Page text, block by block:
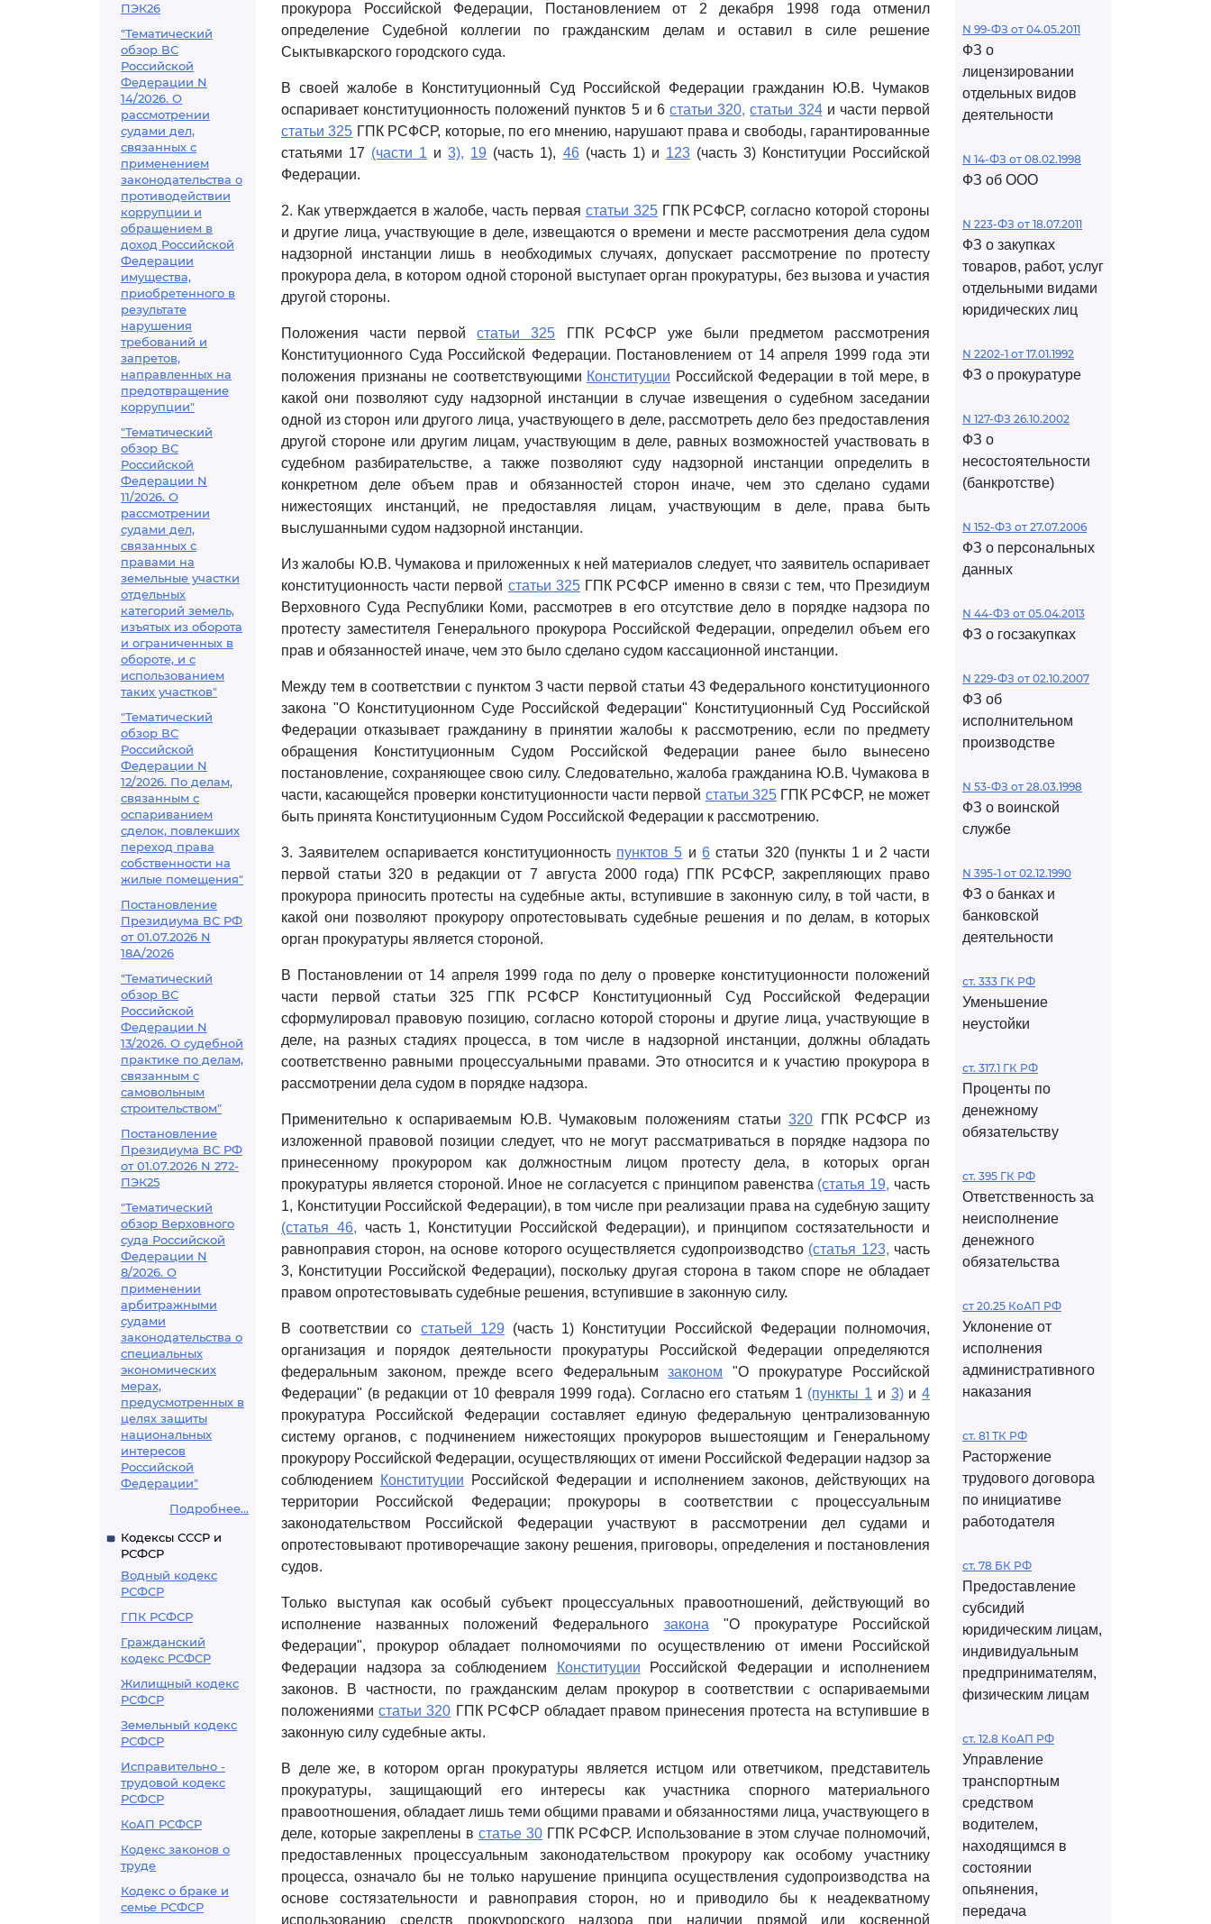
ПЭК26
"Тематический
обзор ВС
Российской
Федерации N
14/2026. О
рассмотрении
судами дел,
связанных с
применением
законодательства о
противодействии
коррупции и
обращением в
доход Российской
Федерации
имущества,
приобретенного в
результате
нарушения
требований и
запретов,
направленных на
предотвращение
коррупции"
"Тематический
обзор ВС
Российской
Федерации N
11/2026. О
рассмотрении
судами дел,
связанных с
правами на
земельные участки
отдельных
категорий земель,
изъятых из оборота
и ограниченных в
обороте, и с
использованием
таких участков"
"Тематический
обзор ВС
Российской
Федерации N
12/2026. По делам,
связанным с
оспариванием
сделок, повлекших
переход права
собственности на
жилые помещения"
Постановление
Президиума ВС РФ
от 01.07.2026 N
18А/2026
"Тематический
обзор ВС
Российской
Федерации N
13/2026. О судебной
практике по делам,
связанным с
самовольным
строительством"
Постановление
Президиума ВС РФ
от 01.07.2026 N 272-
ПЭК25
"Тематический
обзор Верховного
суда Российской
Федерации N
8/2026. О
применении
арбитражными
судами
законодательства о
специальных
экономических
мерах,
предусмотренных в
целях защиты
национальных
интересов
Российской
Федерации"
Подробнее...
Кодексы СССР и
РСФСР
Водный кодекс
РСФСР
ГПК РСФСР
Гражданский
кодекс РСФСР
Жилищный кодекс
РСФСР
Земельный кодекс
РСФСР
Исправительно -
трудовой кодекс
РСФСР
КоАП РСФСР
Кодекс законов о
труде
Кодекс о браке и
семье РСФСР
прокурора Российской Федерации, Постановлением от 2 декабря 1998 года отменил
определение Судебной коллегии по гражданским делам и оставил в силе решение
Сыктывкарского городского суда.
В своей жалобе в Конституционный Суд Российской Федерации гражданин Ю.В. Чумаков
оспаривает конституционность положений пунктов 5 и 6статьи 320, статьи 324и части первой
статьи 325 ГПК РСФСР, которые, по его мнению, нарушают права и свободы, гарантированные
статьями 17 (части 1 и3), 19 (часть 1), 46(часть 1) и 123(часть 3) Конституции Российской
Федерации.
2. Как утверждается в жалобе, часть первая статьи 325ГПК РСФСР, согласно которой стороны
и другие лица, участвующие в деле, извещаются о времени и месте рассмотрения дела судом
надзорной инстанции лишь в необходимых случаях, допускает рассмотрение по протесту
прокурора дела, в котором одной стороной выступает орган прокуратуры, без вызова и участия
другой стороны.
Положения части первойстатьи 325 ГПК РСФСР уже были предметом рассмотрения
Конституционного Суда Российской Федерации. Постановлением от 14 апреля 1999 года эти
положения признаны не соответствующими Конституции Российской Федерации в той мере, в
какой они позволяют суду надзорной инстанции в случае извещения о судебном заседании
одной из сторон или другого лица, участвующего в деле, рассмотреть дело без предоставления
другой стороне или другим лицам, участвующим в деле, равных возможностей участвовать в
судебном разбирательстве, а также позволяют суду надзорной инстанции определить в
конкретном деле объем прав и обязанностей сторон иначе, чем это сделано судами
нижестоящих инстанций, не предоставляя лицам, участвующим в деле, права быть
выслушанными судом надзорной инстанции.
Из жалобы Ю.В. Чумакова и приложенных к ней материалов следует, что заявитель оспаривает
конституционность части первой статьи 325ГПК РСФСР именно в связи с тем, что Президиум
Верховного Суда Республики Коми, рассмотрев в его отсутствие дело в порядке надзора по
протесту заместителя Генерального прокурора Российской Федерации, определил объем его
прав и обязанностей иначе, чем это было сделано судом кассационной инстанции.
Между тем в соответствии с пунктом 3 части первой статьи 43 Федерального конституционного
закона "О Конституционном Суде Российской Федерации" Конституционный Суд Российской
Федерации отказывает гражданину в принятии жалобы к рассмотрению, если по предмету
обращения Конституционным Судом Российской Федерации ранее было вынесено
постановление, сохраняющее свою силу. Следовательно, жалоба гражданина Ю.В. Чумакова в
части, касающейся проверки конституционности части первой статьи 325ГПК РСФСР, не может
быть принята Конституционным Судом Российской Федерации к рассмотрению.
3. Заявителем оспаривается конституционность пунктов 5 и6 статьи 320 (пункты 1 и 2 части
первой статьи 320 в редакции от 7 августа 2000 года) ГПК РСФСР, закрепляющих право
прокурора приносить протесты на судебные акты, вступившие в законную силу, в той части, в
какой они позволяют прокурору опротестовывать судебные решения и по делам, в которых
орган прокуратуры является стороной.
В Постановлении от 14 апреля 1999 года по делу о проверке конституционности положений
части первой статьи 325 ГПК РСФСР Конституционный Суд Российской Федерации
сформулировал правовую позицию, согласно которой стороны и другие лица, участвующие в
деле, на разных стадиях процесса, в том числе в надзорной инстанции, должны обладать
соответственно равными процессуальными правами. Это относится и к участию прокурора в
рассмотрении дела судом в порядке надзора.
Применительно к оспариваемым Ю.В. Чумаковым положениям статьи320 ГПК РСФСР из
изложенной правовой позиции следует, что не могут рассматриваться в порядке надзора по
принесенному прокурором как должностным лицом протесту дела, в которых орган
прокуратуры является стороной. Иное не согласуется с принципом равенства (статья 19, часть
1, Конституции Российской Федерации), в том числе при реализации права на судебную защиту
(статья 46, часть 1, Конституции Российской Федерации), и принципом состязательности и
равноправия сторон, на основе которого осуществляется судопроизводство (статья 123, часть
3, Конституции Российской Федерации), поскольку другая сторона в таком споре не обладает
правом опротестовывать судебные решения, вступившие в законную силу.
В соответствии со статьей 129 (часть 1) Конституции Российской Федерации полномочия,
организация и порядок деятельности прокуратуры Российской Федерации определяются
федеральным законом, прежде всего Федеральнымзаконом "О прокуратуре Российской
Федерации" (в редакции от 10 февраля 1999 года). Согласно его статьям 1 (пункты 1 и 3)и4
прокуратура Российской Федерации составляет единую федеральную централизованную
систему органов, с подчинением нижестоящих прокуроров вышестоящим и Генеральному
прокурору Российской Федерации, осуществляющих от имени Российской Федерации надзор за
соблюдением
Конституции Российской Федерации и исполнением законов, действующих на
территории Российской Федерации; прокуроры в соответствии с процессуальным
законодательством Российской Федерации участвуют в рассмотрении дел судами и
опротестовывают противоречащие закону решения, приговоры, определения и постановления
судов.
Только выступая как особый субъект процессуальных правоотношений, действующий во
исполнение названных положений Федерального закона "О прокуратуре Российской
Федерации", прокурор обладает полномочиями по осуществлению от имени Российской
Федерации надзора за соблюдением
Конституции Российской Федерации и исполнением
законов. В частности, по гражданским делам прокурор в соответствии с оспариваемыми
положениямистатьи 320 ГПК РСФСР обладает правом принесения протеста на вступившие в
законную силу судебные акты.
В деле же, в котором орган прокуратуры является истцом или ответчиком, представитель
прокуратуры, защищающий его интересы как участника спорного материального
правоотношения, обладает лишь теми общими правами и обязанностями лица, участвующего в
деле, которые закреплены в статье 30 ГПК РСФСР. Использование в этом случае полномочий,
предоставленных процессуальным законодательством прокурору как особому участнику
процесса, означало бы не только нарушение принципа осуществления судопроизводства на
основе состязательности и равноправия сторон, но и приводило бы к неадекватному
использованию средств прокурорского надзора при наличии прямой или косвенной
N 99-ФЗ от 04.05.2011
ФЗ о
лицензировании
отдельных видов
деятельности
N 14-ФЗ от 08.02.1998
ФЗ об ООО
N 223-ФЗ от 18.07.2011
ФЗ о закупках
товаров, работ, услуг
отдельными видами
юридических лиц
N 2202-1 от 17.01.1992
ФЗ о прокуратуре
N 127-ФЗ 26.10.2002
ФЗ о
несостоятельности
(банкротстве)
N 152-ФЗ от 27.07.2006
ФЗ о персональных
данных
N 44-ФЗ от 05.04.2013
ФЗ о госзакупках
N 229-ФЗ от 02.10.2007
ФЗ об
исполнительном
производстве
N 53-ФЗ от 28.03.1998
ФЗ о воинской
службе
N 395-1 от 02.12.1990
ФЗ о банках и
банковской
деятельности
ст. 333 ГК РФ
Уменьшение
неустойки
ст. 317.1 ГК РФ
Проценты по
денежному
обязательству
ст. 395 ГК РФ
Ответственность за
неисполнение
денежного
обязательства
ст 20.25 КоАП РФ
Уклонение от
исполнения
административного
наказания
ст. 81 ТК РФ
Расторжение
трудового договора
по инициативе
работодателя
ст. 78 БК РФ
Предоставление
субсидий
юридическим лицам,
индивидуальным
предпринимателям,
физическим лицам
ст. 12.8 КоАП РФ
Управление
транспортным
средством
водителем,
находящимся в
состоянии
опьянения,
передача